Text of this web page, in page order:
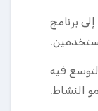
برنامج
فيه
النشاط.